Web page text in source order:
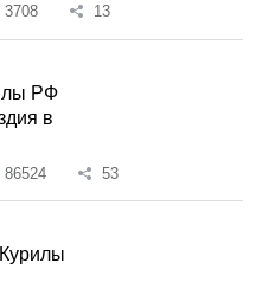
3708 13
РФ
в
86524 53